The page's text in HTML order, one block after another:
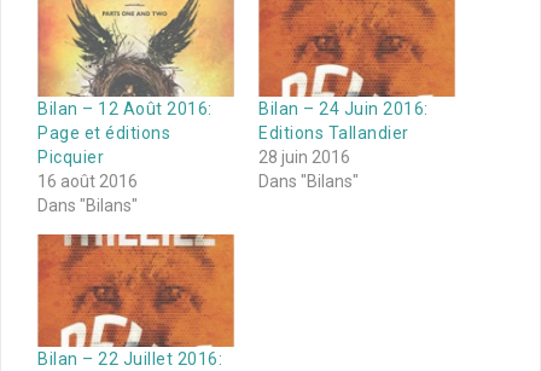
Bilan – 12 Août 2016:
Page et éditions
Picquier
16 août 2016
Dans "Bilans"
Bilan – 24 Juin 2016:
Editions Tallandier
28 juin 2016
Dans "Bilans"
Bilan – 22 Juillet 2016: